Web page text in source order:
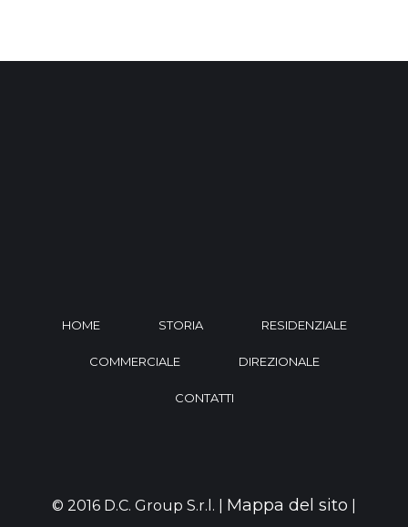
HOME STORIA RESIDENZIALE
COMMERCIALE DIREZIONALE
CONTATTI
© 2016 D.C. Group S.r.l. | Mappa del sito